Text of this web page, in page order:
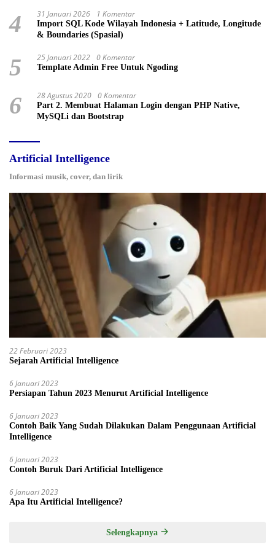
4 31 Januari 2026 1 Komentar
Import SQL Kode Wilayah Indonesia + Latitude, Longitude
& Boundaries (Spasial)
5 25 Januari 2022 0 Komentar
Template Admin Free Untuk Ngoding
6 28 Agustus 2020 0 Komentar
Part 2. Membuat Halaman Login dengan PHP Native,
MySQLi dan Bootstrap
Artificial Intelligence
Informasi musik, cover, dan lirik
22 Februari 2023
Sejarah Artificial Intelligence
6 Januari 2023
Persiapan Tahun 2023 Menurut Artificial Intelligence
6 Januari 2023
Contoh Baik Yang Sudah Dilakukan Dalam Penggunaan Artificial
Intelligence
6 Januari 2023
Contoh Buruk Dari Artificial Intelligence
6 Januari 2023
Apa Itu Artificial Intelligence?
Selengkapnya